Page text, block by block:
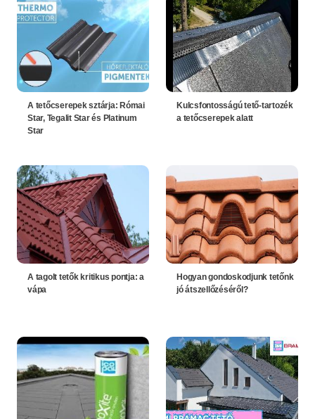
A tetőcserepek sztárja: Római
Star, Tegalit Star és Platinum
Star
Kulcsfontosságú tető-tartozék
a tetőcserepek alatt
A tagolt tetők kritikus pontja: a
vápa
Hogyan gondoskodjunk tetőnk
jó átszellőzéséről?